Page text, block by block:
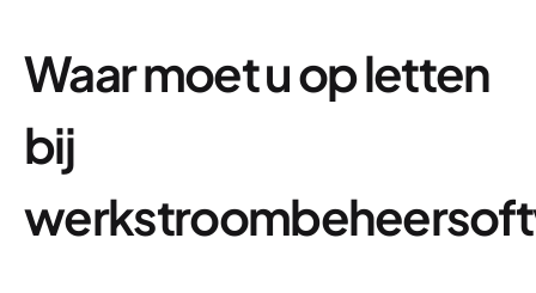
Waar moet u op letten
bij